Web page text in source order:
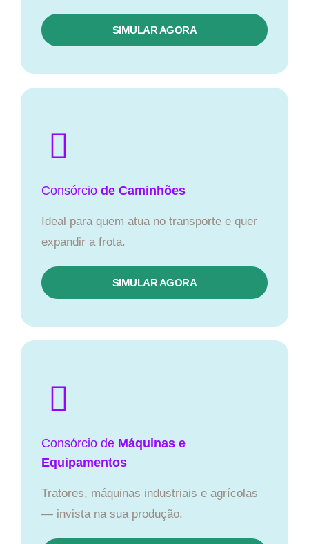
SIMULAR AGORA
Consórcio de Caminhões
Ideal para quem atua no transporte e quer
expandir a frota.
SIMULAR AGORA
Consórcio de Máquinas e
Equipamentos
Tratores, máquinas industriais e agrícolas
— invista na sua produção.